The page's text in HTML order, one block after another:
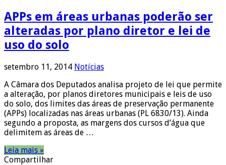
APPs em áreas urbanas poderão ser
alteradas por plano diretor e lei de
uso do solo
setembro 11, 2014 Notícias
A Câmara dos Deputados analisa projeto de lei que permite
a alteração, por planos diretores municipais e leis de uso
do solo, dos limites das áreas de preservação permanente
(APPs) localizadas nas áreas urbanas (PL 6830/13). Ainda
segundo a proposta, as margens dos cursos d’água que
delimitem as áreas de …
Leia mais »
Compartilhar